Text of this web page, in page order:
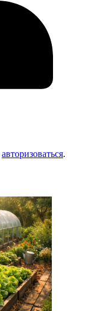
авторизоваться.